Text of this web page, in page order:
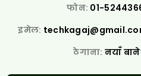
फोन: 01-
इमेल:
ठेगाना: नयाँ